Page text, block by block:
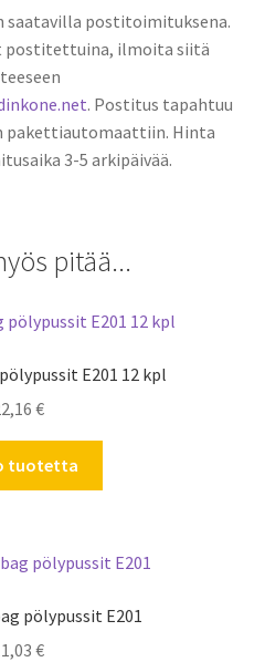
saatavilla postitoimituksena.
postitettuina, ilmoita siitä
. Postitus tapahtuu
pakettiautomaattiin. Hinta
3-5 arkipäivää.
pitää...
E201 12 kpl
€
tuotetta
pölypussit E201
€